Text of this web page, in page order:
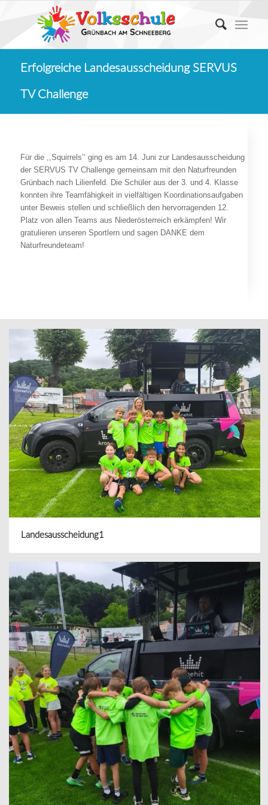
Erfolgreiche Landesausscheidung SERVUS
TV Challenge
Für die ,,Squirrels’‘ ging es am 14. Juni zur Landesausscheidung
der SERVUS TV Challenge gemeinsam mit den Naturfreunden
Grünbach nach Lilienfeld. Die Schüler aus der 3. und 4. Klasse
konnten ihre Teamfähigkeit in vielfältigen Koordinationsaufgaben
unter Beweis stellen und schließlich den hervorragenden 12.
Platz von allen Teams aus Niederösterreich erkämpfen! Wir
gratulieren unseren Sportlern und sagen DANKE dem
Naturfreundeteam!
Landesausscheidung1